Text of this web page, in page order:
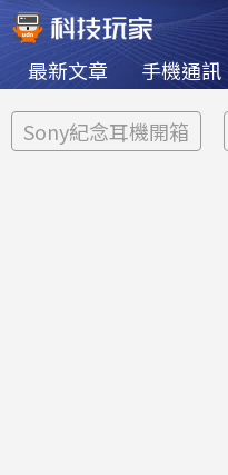
最新文章 手機通訊
Sony紀念耳機開箱